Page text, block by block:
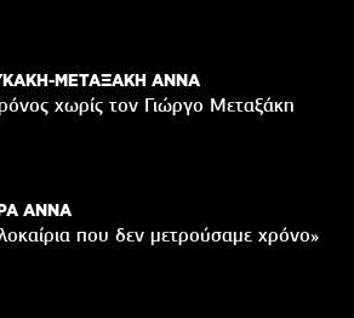
ΜΕΤΑΞΑΚΗ ΑΝΝΑ
χωρίς τον Γιώργο Μεταξάκη
ΑΝΝΑ
που δεν μετρούσαμε χρόνο»